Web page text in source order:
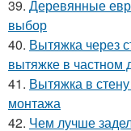
39. Деревянные
выбор
40. Вытяжка через
вытяжке в частном
41. Вытяжка в
монтажа
42. Чем лучше